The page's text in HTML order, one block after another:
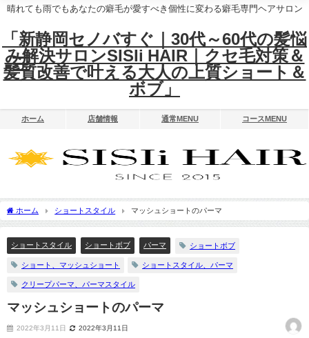
晴れても雨でもあなたの癖毛が愛すべき個性に変わる癖毛専門ヘアサロン
「新静岡セノバすぐ｜30代～60代の髪悩
み解決サロンSISIi HAIR｜クセ毛対策＆
髪質改善で叶える大人の上質ショート＆
ボブ」
ホーム 店舗情報 通常MENU コースMENU
ホーム ショートスタイル マッシュショートのパーマ
ショートスタイル ショートボブ パーマ ショートボブ
ショート、マッシュショート ショートスタイル、パーマ
クリープパーマ、パーマスタイル
マッシュショートのパーマ
2022年3月11日 2022年3月11日